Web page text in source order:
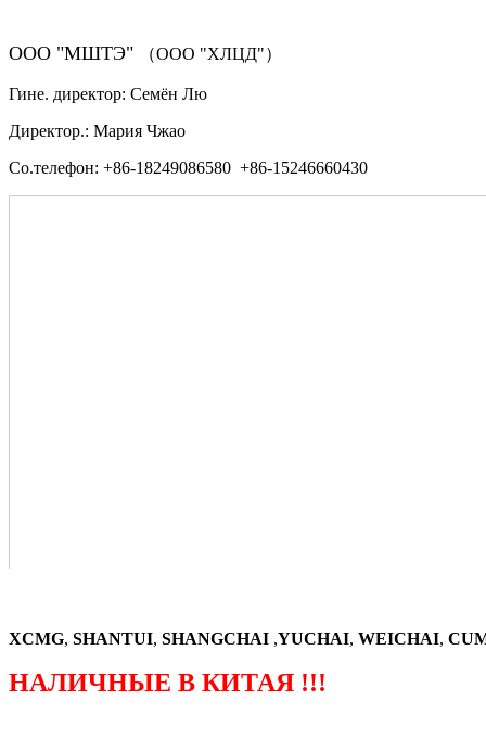
ООО "МШТЭ" （ООО "ХЛЦД"）
Гине. директор: Семён Лю
Директор.: Мария Чжао
Со.телефон: +86-18249086580 +86-15246660430
XCMG, SHANTUI, SHANGCHAI ,YUCHAI, WEICHAI,
НАЛИЧНЫЕ В КИТАЯ !!!